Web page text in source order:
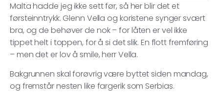
Malta hadde jeg ikke sett før, så her blir det et
førsteinntrykk. Glenn Vella og koristene synger svært
bra, og de behøver de nok – for låten er vel ikke
tippet helt i toppen, for å si det slik. En flott fremføring
– men det er lov å smile, herr Vella.
Bakgrunnen skal forøvrig være byttet siden mandag,
og fremstår nesten like fargerik som Serbias.